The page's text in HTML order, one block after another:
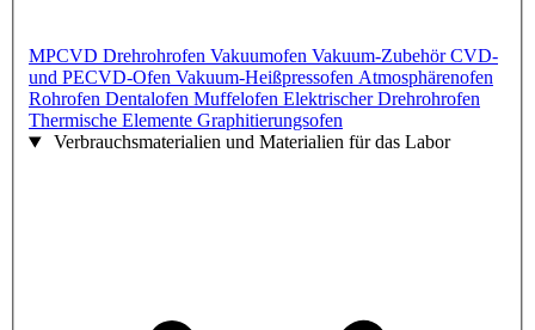
MPCVD Drehrohrofen Vakuumofen Vakuum-ZubehörCVD-
und PECVD-Ofen Vakuum-Heißpressofen Atmosphärenofen
Rohrofen Dentalofen Muffelofen Elektrischer Drehrohrofen
Thermische Elemente Graphitierungsofen
Verbrauchsmaterialien und Materialien für das Labor